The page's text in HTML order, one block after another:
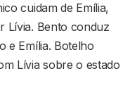
cuidam de Emília,
Lívia. Bento conduz
e Emília. Botelho
Lívia sobre o estado